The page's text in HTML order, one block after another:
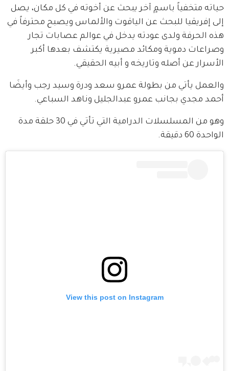
حياته متخفياً باسمٍ آخر يبحث عن أخوته في كل مكان، يصل
إلى إفريقيا للبحث عن الياقوت والألماس ويصبح محترفاً في
هذه الحرفة ولدى عودته يدخل في عوالم عصابات تجار
وصراعات دموية ومكائد مصيرية يكتشف بعدها أكبر
الأسرار عن أصله وتاريخه و أبيه الحقيقي.
والعمل يأتي من بطولة عمرو سعد ودرة وسيد رجب وأيضَا
أحمد مجدي بجانب عمرو عبدالجليل وناهد السباعي.
وهو من المسلسلات الدرامية التي تأتي في 30 حلقة مدة
الواحدة 60 دقيقة.
View this post on Instagram